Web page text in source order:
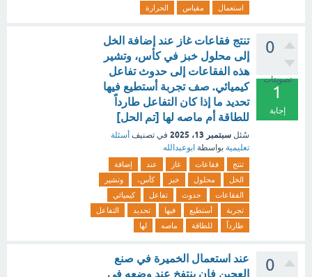
استعمال
مقياس الحرارة
0
تصويتات
1
إجابة
تنتج فقاعات غاز عند إضافة الخل
إلى محلول خبز في كأس، وتشير
هذه الفقاعات إلى حدوث تفاعل
كيميائي. صف تجربة أستطيع فيها
تحديد ما إذا كان التفاعل طارداً
للطاقة أم ماصه لها [تم الحل]
سُئل سبتمبر 13، 2025 في تصنيف أسئلة
تعليمية بواسطة ابوعبدالله
تنتج فقاعات غاز عند
إضافة
الخل
محلول خبز كأس،
وتشير
الفقاعات
حدوث تفاعل
كيميائي
تجربة
أستطيع فيها تحديد
التفاعل
طارداً
للطاقة ماصه لها
0
عند استعمال الخميرة في صنع
العجين فإن ينتفخ عند وضعه في